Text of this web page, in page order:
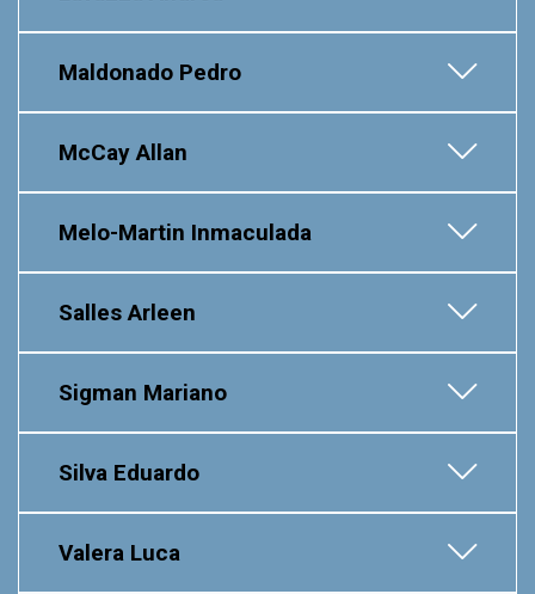
Maldonado Pedro
McCay Allan
Melo-Martin Inmaculada
Salles Arleen
Sigman Mariano
Silva Eduardo
Valera Luca